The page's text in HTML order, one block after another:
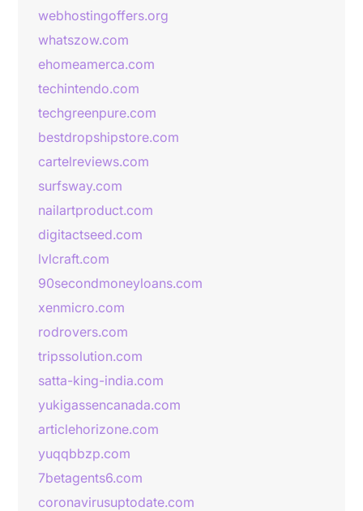
webhostingoffers.org
whatszow.com
ehomeamerca.com
techintendo.com
techgreenpure.com
bestdropshipstore.com
cartelreviews.com
surfsway.com
nailartproduct.com
digitactseed.com
lvlcraft.com
90secondmoneyloans.com
xenmicro.com
rodrovers.com
tripssolution.com
satta-king-india.com
yukigassencanada.com
articlehorizone.com
yuqqbbzp.com
7betagents6.com
coronavirusuptodate.com